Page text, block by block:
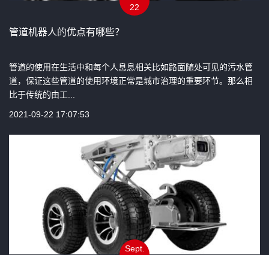
22
管道机器人的优点有哪些？
管道的使用在生活中和每个人息息相关比如路面随处可见的污水管
道，保证这些管道的使用环境正常是城市治理的重要环节。那么相
比于传统的由工...
2021-09-22 17:07:53
Sept.